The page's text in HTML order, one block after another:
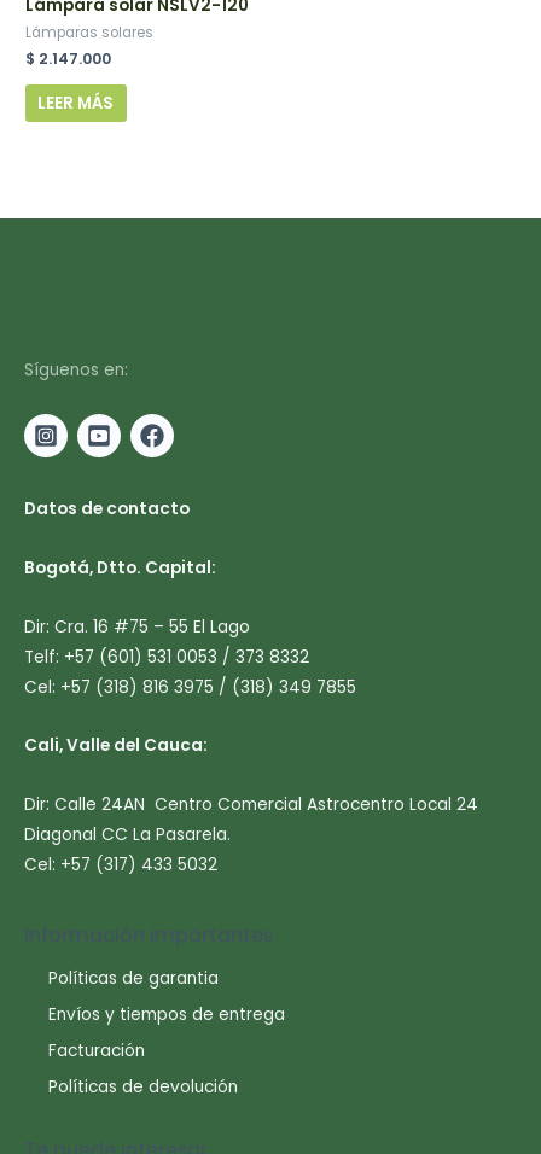
Lámpara solar NSLV2-120
Lámparas solares
$ 2.147.000
LEER MÁS
Síguenos en:
Datos de contacto
Bogotá, Dtto. Capital:
Dir: Cra. 16 #75 – 55 El Lago
Telf: +57 (601) 531 0053 / 373 8332
Cel: +57 (318) 816 3975 / (318) 349 7855
Cali, Valle del Cauca:
Dir: Calle 24AN Centro Comercial Astrocentro Local 24
Diagonal CC La Pasarela.
Cel: +57 (317) 433 5032
Información importantes
Políticas de garantia
Envíos y tiempos de entrega
Facturación
Políticas de devolución